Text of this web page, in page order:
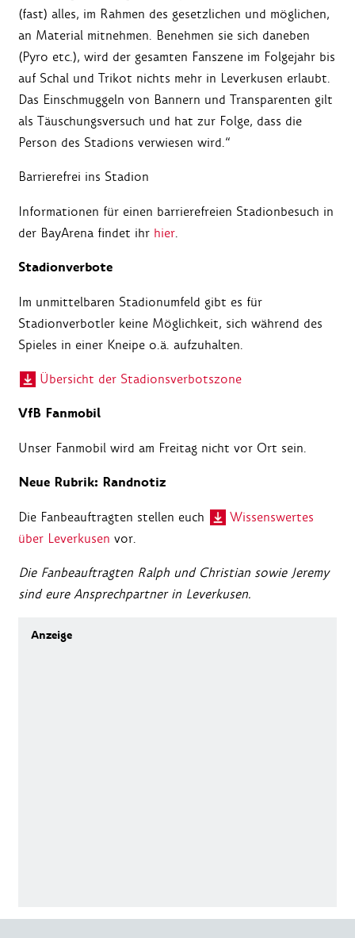
(fast) alles, im Rahmen des gesetzlichen und möglichen,
an Material mitnehmen. Benehmen sie sich daneben
(Pyro etc.), wird der gesamten Fanszene im Folgejahr bis
auf Schal und Trikot nichts mehr in Leverkusen erlaubt.
Das Einschmuggeln von Bannern und Transparenten gilt
als Täuschungsversuch und hat zur Folge, dass die
Person des Stadions verwiesen wird.“
Barrierefrei ins Stadion
Informationen für einen barrierefreien Stadionbesuch in
der BayArena findet ihr hier.
Stadionverbote
Im unmittelbaren Stadionumfeld gibt es für
Stadionverbotler keine Möglichkeit, sich während des
Spieles in einer Kneipe o.ä. aufzuhalten.
Übersicht der Stadionsverbotszone
VfB Fanmobil
Unser Fanmobil wird am Freitag nicht vor Ort sein.
Neue Rubrik: Randnotiz
Die Fanbeauftragten stellen euch
Wissenswertes
über Leverkusen vor.
Die Fanbeauftragten Ralph und Christian sowie Jeremy
sind eure Ansprechpartner in Leverkusen.